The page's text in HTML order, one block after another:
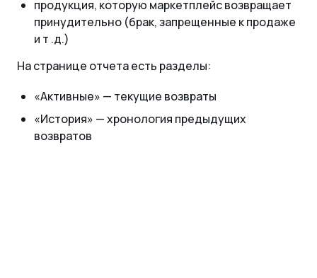
продукция, которую маркетплейс возвращает
принудительно (брак, запрещенные к продаже
и т .д.)
На странице отчета есть разделы:
«‎Активные» — текущие возвраты
«‎История» — хронология предыдущих
возвратов